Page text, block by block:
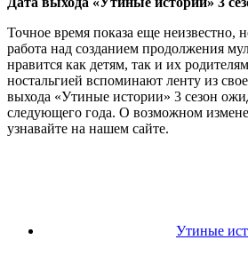
Точное время показа еще неизвестно,
работа над созданием продолжения
нравится как детям, так и их
ностальгией вспоминают ленту из
выхода «Утиные истории» 3 сезон
следующего года. О возможном
узнавайте на нашем сайте.
Утиные